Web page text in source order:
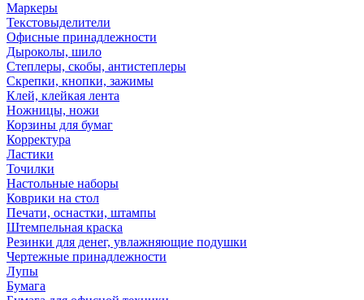
Маркеры
Текстовыделители
Офисные принадлежности
Дыроколы, шило
Степлеры, скобы, антистеплеры
Скрепки, кнопки, зажимы
Клей, клейкая лента
Ножницы, ножи
Корзины для бумаг
Корректура
Ластики
Точилки
Настольные наборы
Коврики на стол
Печати, оснастки, штампы
Штемпельная краска
Резинки для денег, увлажняющие подушки
Чертежные принадлежности
Лупы
Бумага